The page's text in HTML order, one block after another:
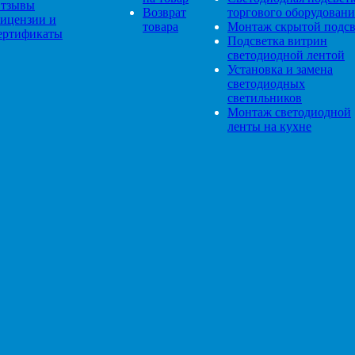
и
Возврат
товара
торгового
Монтаж скрытой
Подсветка витрин
светодиодной лентой
Установка и замена
светодиодных
светильников
Монтаж светодиодной
ленты на кухне